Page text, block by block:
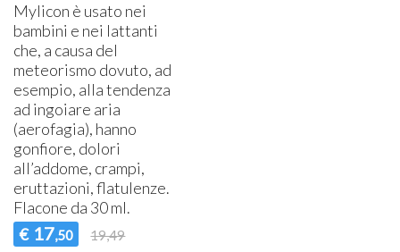
Mylicon è usato nei
bambini e nei lattanti
che, a causa del
meteorismo dovuto, ad
esempio, alla tendenza
ad ingoiare aria
(aerofagia), hanno
gonfiore, dolori
all’addome, crampi,
eruttazioni, flatulenze.
Flacone da 30 ml.
€ 17,50 19,49